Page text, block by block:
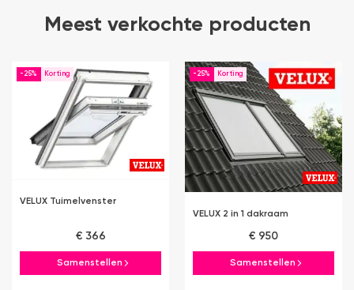
Meest verkochte producten
-25%
VELUX Tuimelvenster
€ 366
Samenstellen
-25%
VELUX 2 in 1 dakraam
€ 950
Samenstellen